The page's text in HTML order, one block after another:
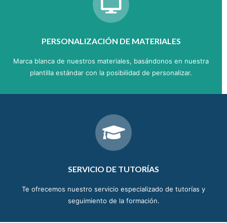
PERSONALIZACIÓN DE MATERIALES
Marca blanca de nuestros materiales, basándonos en nuestra
plantilla estándar con la posibilidad de personalizar.
SERVICIO DE TUTORÍAS
Te ofrecemos nuestro servicio especializado de tutorías y
seguimiento de la formación.